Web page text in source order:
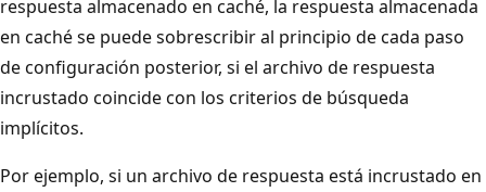
respuesta almacenado en caché, la respuesta almacenada
en caché se puede sobrescribir al principio de cada paso
de configuración posterior, si el archivo de respuesta
incrustado coincide con los criterios de búsqueda
implícitos.
Por ejemplo, si un archivo de respuesta está incrustado en